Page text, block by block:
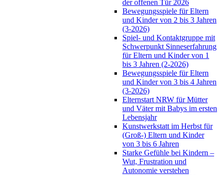
der offenen Tür 2026
Bewegungsspiele für Eltern
und Kinder von 2 bis 3 Jahren
(3-2026)
Spiel- und Kontaktgruppe mit
Schwerpunkt Sinneserfahrung
für Eltern und Kinder von 1
bis 3 Jahren (2-2026)
Bewegungsspiele für Eltern
und Kinder von 3 bis 4 Jahren
(3-2026)
Elternstart NRW für Mütter
und Väter mit Babys im ersten
Lebensjahr
Kunstwerkstatt im Herbst für
(Groß-) Eltern und Kinder
von 3 bis 6 Jahren
Starke Gefühle bei Kindern –
Wut, Frustration und
Autonomie verstehen